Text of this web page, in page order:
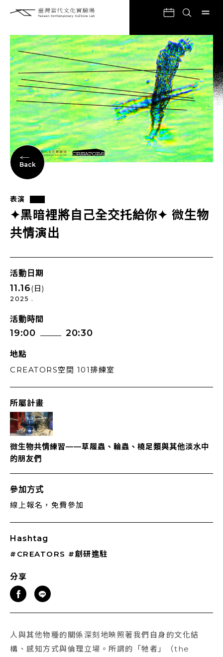
Back
表演
✦黑暗裡將自己全交托給你✦ 微生物
共情演出
活動日期
11.16(日)
2025 .
活動時間
19:00 20:30
地點
CREATORS空間 101排練室
所屬計畫
微生物共情練習——草履蟲、輪蟲、橈足類與其他淡水中
的朋友們
參加方式
線上報名，免費參加
Hashtag
#CREATORS #創研進駐
分享
人與其他物種的關係深刻地映照著我們自身的文化結
構、感知方式與倫理立場。所謂的「牠者」（the